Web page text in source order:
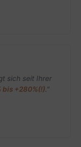
sich seit Ihrer
bis +280%(!) ."